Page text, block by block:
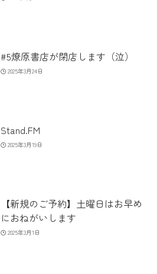
#5燎原書店が閉店します（泣）
2025年3月24日
Stand.FM
2025年3月19日
【新規のご予約】土曜日はお早め
におねがいします
2025年3月1日